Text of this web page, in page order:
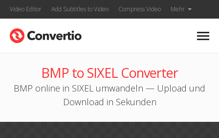
Video Editor Add Subtitles to Video Compress Video Mehr
BMP to SIXEL Converter
BMP online in SIXEL umwandeln — Upload und
Download in Sekunden